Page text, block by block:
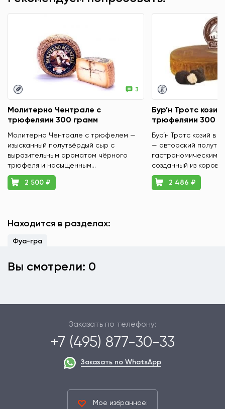
3
Молитерно Чентрале с
трюфелями 300 грамм
Молитерно Чентрале с трюфелем —
изысканный полутвёрдый сыр с
выразительным ароматом чёрного
трюфеля и насыщенным...
2 500 ₽
Бур’н Тротс
трюфелями 300
Бур’н Тротс козий в
— авторский
гастрономическим
созданный из
2 486 ₽
Находится в разделах:
Фуа-гра
Вы смотрели: 0
Заказать по телефону:
+7 (495) 877-30-33
Заказать по WhatsApp
Мое избранное: